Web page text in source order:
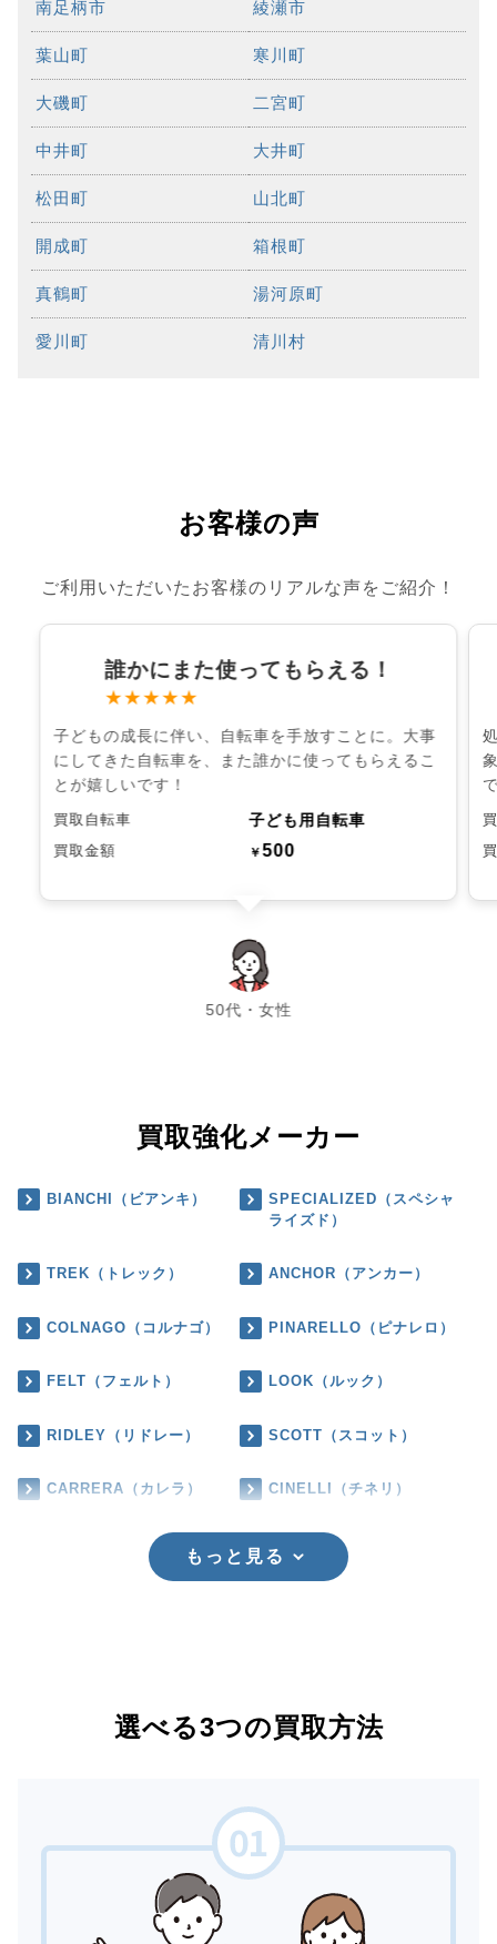
南足柄市 綾瀬市
葉山町 寒川町
大磯町 二宮町
中井町 大井町
松田町 山北町
開成町 箱根町
真鶴町 湯河原町
愛川町 清川村
お客様の声
ご利用いただいたお客様のリアルな声をご紹介！
誰かにまた使ってもらえる！
★★★★★
子どもの成長に伴い、自転車を手放すことに。大事
にしてきた自転車を、また誰かに使ってもらえるこ
とが嬉しいです！
買取自転車 子ども用自転車
買取金額 ￥500
50代・女性
chevron_left chevron_right
買取強化メーカー
BIANCHI（ビアンキ）
SPECIALIZED（スペシャ
ライズド）
TREK（トレック） ANCHOR（アンカー）
COLNAGO（コルナゴ） PINARELLO（ピナレロ）
FELT（フェルト） LOOK（ルック）
RIDLEY（リドレー） SCOTT（スコット）
CARRERA（カレラ） CINELLI（チネリ）
もっと見る
選べる3つの買取方法